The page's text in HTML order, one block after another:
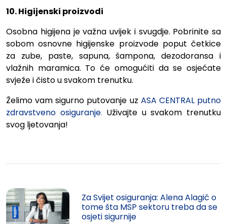
10. Higijenski proizvodi
Osobna higijena je važna uvijek i svugdje. Pobrinite sa
sobom osnovne higijenske proizvode poput četkice
za zube, paste, sapuna, šampona, dezodoransa i
vlažnih maramica. To će omogućiti da se osjećate
svježe i čisto u svakom trenutku.
Želimo vam sigurno putovanje uz ASA CENTRAL putno
zdravstveno osiguranje. Uživajte u svakom trenutku
svog ljetovanja!
Za Svijet osiguranja: Alena Alagić o
tome šta MSP sektoru treba da se
osjeti sigurnije